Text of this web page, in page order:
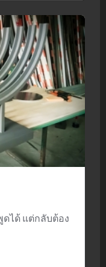
ได้ แต่กลับต้อง